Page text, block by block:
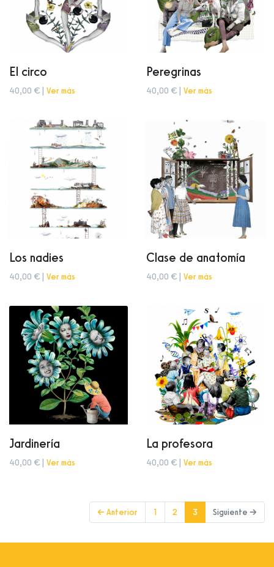
El circo
40,00 € | Ver más
Peregrinas
40,00 € | Ver más
Los nadies
40,00 € | Ver más
Clase de anatomía
40,00 € | Ver más
Jardinería
40,00 € | Ver más
La profesora
40,00 € | Ver más
← Anterior 1 2 3(current)
Siguiente →